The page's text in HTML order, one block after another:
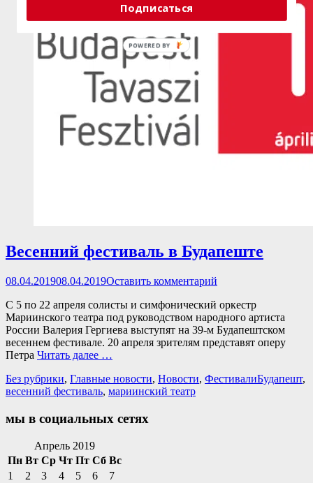
Весенний фестиваль в Будапеште
Опубликовано
08.04.201908.04.2019Оставить комментарий
С 5 по 22 апреля солисты и симфонический оркестр
Мариинского театра под руководством народного артиста
России Валерия Гергиева выступят на 39-м Будапештском
весеннем фестивале. 20 апреля зрителям представят оперу
Петра Читать далее …
Категории
Без рубрики, Главные новости, Новости, ФестивалиТеги
Будапешт,
весенний фестиваль, мариинский театр
мы в социальных сетях
Facebook
Twitter
Instagram
VKontakte
ТелефонАпрель 2019
Пн Вт Ср Чт Пт Сб Вс
1
2 3 4 5 6
7
Подписаться